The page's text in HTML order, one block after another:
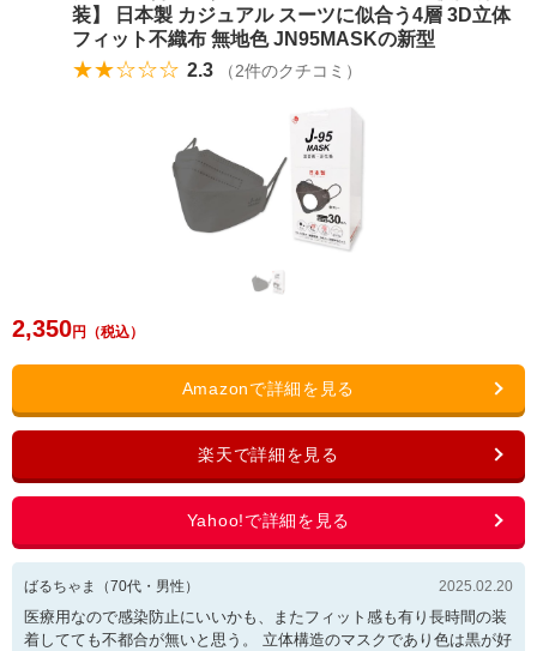
装】 日本製 カジュアル スーツに似合う4層 3D立体
フィット不織布 無地色 JN95MASKの新型
★★☆☆☆ 2.3 （2件のクチコミ）
2,350
ばるちゃま （70代・ 男性 ） 2025.02.20
医療用なので感染防止にいいかも、またフィット感も有り長時間の装
着してても不都合が無いと思う。 立体構造のマスクであり色は黒が好